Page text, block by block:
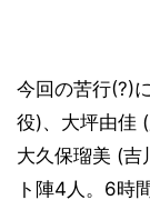
今回の苦行(?)
役)、大坪由佳
大久保瑠美 (吉
ト陣4人。6時